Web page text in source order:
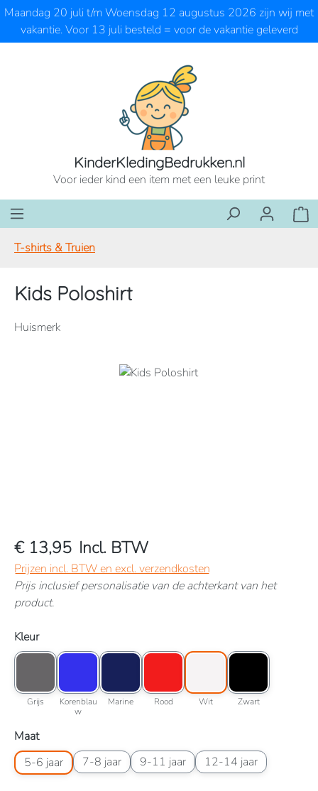
Ga naar de hoofdinhoud
Maandag 20 juli t/m Woensdag 12 augustus 2026 zijn wij met
vakantie. Voor 13 juli besteld = voor de vakantie geleverd
KinderKledingBedrukken.nl
Voor ieder kind een item met een leuke print
T-shirts & Truien
Kids Poloshirt
Huismerk
Afbeeldingengalerij overslaan
€ 13,95 Incl. BTW
Prijzen incl. BTW en excl. verzendkosten
Prijs inclusief personalisatie van de achterkant van het
product.
Selecteer
Kleur
Kleuroptie: Grijs
Grijs
Kleuroptie: Korenblauw
Korenblau
w
Kleuroptie: Marine
Marine
Kleuroptie: Rood
Rood
Kleuroptie: Wit
Wit
Kleuroptie: Zwart
Zwart
Selecteer
Maat
5-6 jaar
Maatoptie: 5-6 jaar
7-8 jaar
Maatoptie: 7-8 jaar9-11 jaar
Maatoptie: 9-11 jaar12-14 jaar
Maatoptie: 12-14 jaar